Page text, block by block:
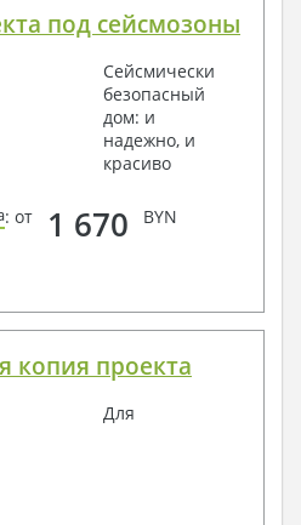
под сейсмозоны
Сейсмически
безопасный
дом: и
надежно, и
красиво
: от 1 670 BYN
копия проекта
Для